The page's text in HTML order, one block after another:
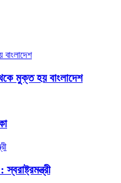
মুক্ত হয় বাংলাদেশ